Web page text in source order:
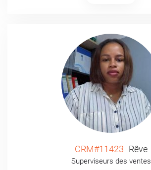
CRM#11423 Rêve
Superviseurs des ventes